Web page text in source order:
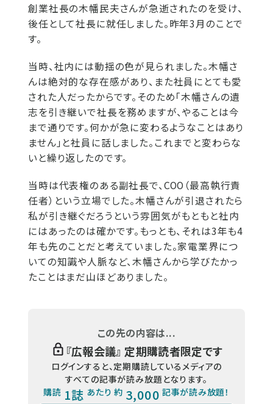
創業社長の木幡民夫さんが急逝されたのを受け、
後任として社長に就任しました。昨年3月のことで
す。
当時、社内には動揺の色が見られました。木幡さ
んは絶対的な存在感があり、また社員にとても愛
された人だったからです。そのため「木幡さんの遺
志を引き継いで社長を務めますが、やることは今
まで通りです。何かが急に変わるようなことはあり
ません」と社員に話しました。これまでと変わらな
いと繰り返したのです。
当時は代表権のある副社長で、COO（最高執行責
任者）という立場でした。木幡さんが引退されたら
私が引き継ぐだろうという雰囲気がもともと社内
にはあったのは確かです。もっとも、それは3年も4
年も先のことだと考えていました。家電業界につ
いての知識や人脈など、木幡さんから学びたかっ
たことはまだ山ほどありました。
この先の内容は...
『広報会議』 定期購読者限定です
ログインすると、定期購読しているメディアの
すべての記事が読み放題となります。
購読 1誌 あたり 約 3,000 記事が読み放題！